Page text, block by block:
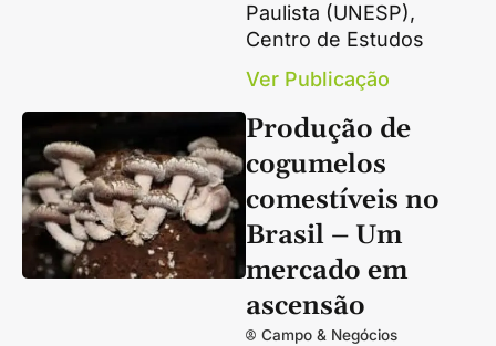
Paulista (UNESP),
Centro de Estudos
Ver Publicação
Produção de
cogumelos
comestíveis no
Brasil – Um
mercado em
ascensão
Campo & Negócios